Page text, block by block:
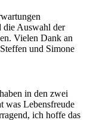
die Auswahl der
Vielen Dank an
und Simone
in den zwei
was Lebensfreude
ich hoffe das